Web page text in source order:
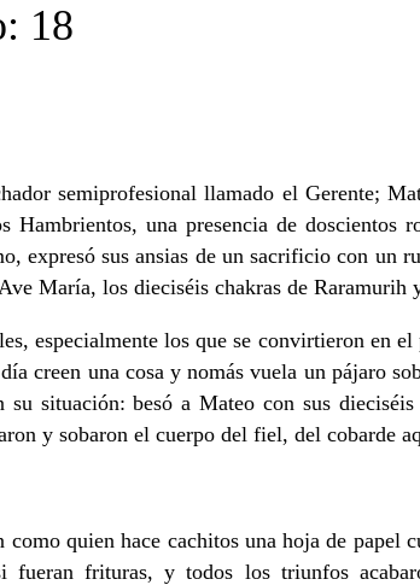
18
semiprofesional llamado el Gerente;
una presencia de
expresó sus ansias de un sacrificio con
María, los dieciséis chakras de
especialmente los que se convirtieron en
creen una cosa y nomás vuela un pájaro
situación: besó a Mateo con sus
y sobaron el cuerpo del fiel, del cobarde
quien hace cachitos una hoja de
frituras, y todos los triunfos